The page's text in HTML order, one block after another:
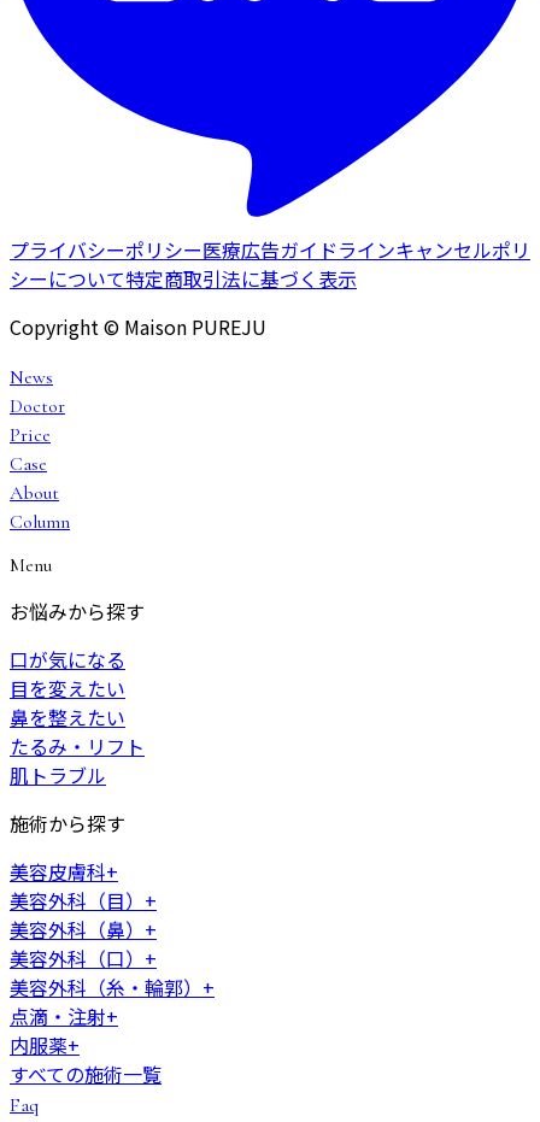
プライバシーポリシー医療広告ガイドラインキャンセルポリ
シーについて特定商取引法に基づく表示
Copyright © Maison PUREJU
News
Doctor
Price
Case
About
Column
Menu
お悩みから探す
口が気になる
目を変えたい
鼻を整えたい
たるみ・リフト
肌トラブル
施術から探す
美容皮膚科+
美容外科（目） +
美容外科（鼻） +
美容外科（口） +
美容外科（糸・輪郭） +
点滴・注射+
内服薬+
すべての施術一覧
Faq